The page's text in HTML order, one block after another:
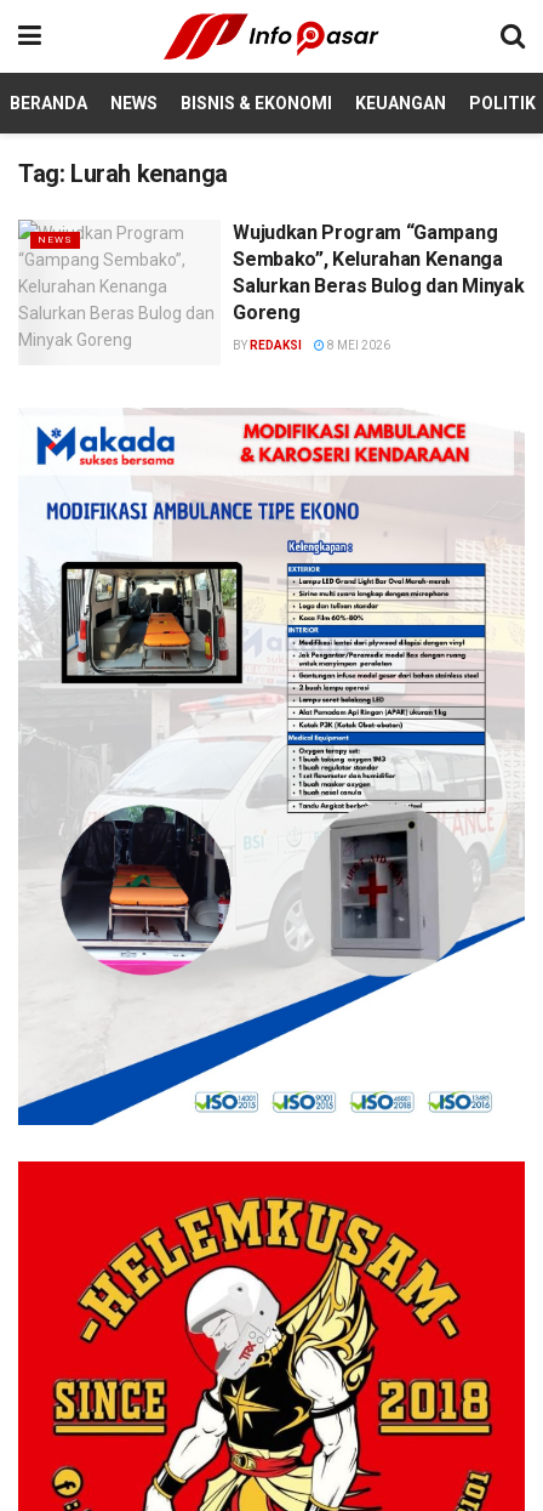
BERANDA NEWS BISNIS & EKONOMI KEUANGAN POLITIK
Tag: Lurah kenanga
NEWS
Wujudkan Program “Gampang
Sembako”, Kelurahan Kenanga
Salurkan Beras Bulog dan Minyak
Goreng
BY REDAKSI 8 MEI 2026